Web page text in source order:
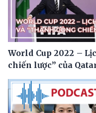
World Cup 2022 –
chiến lược” của